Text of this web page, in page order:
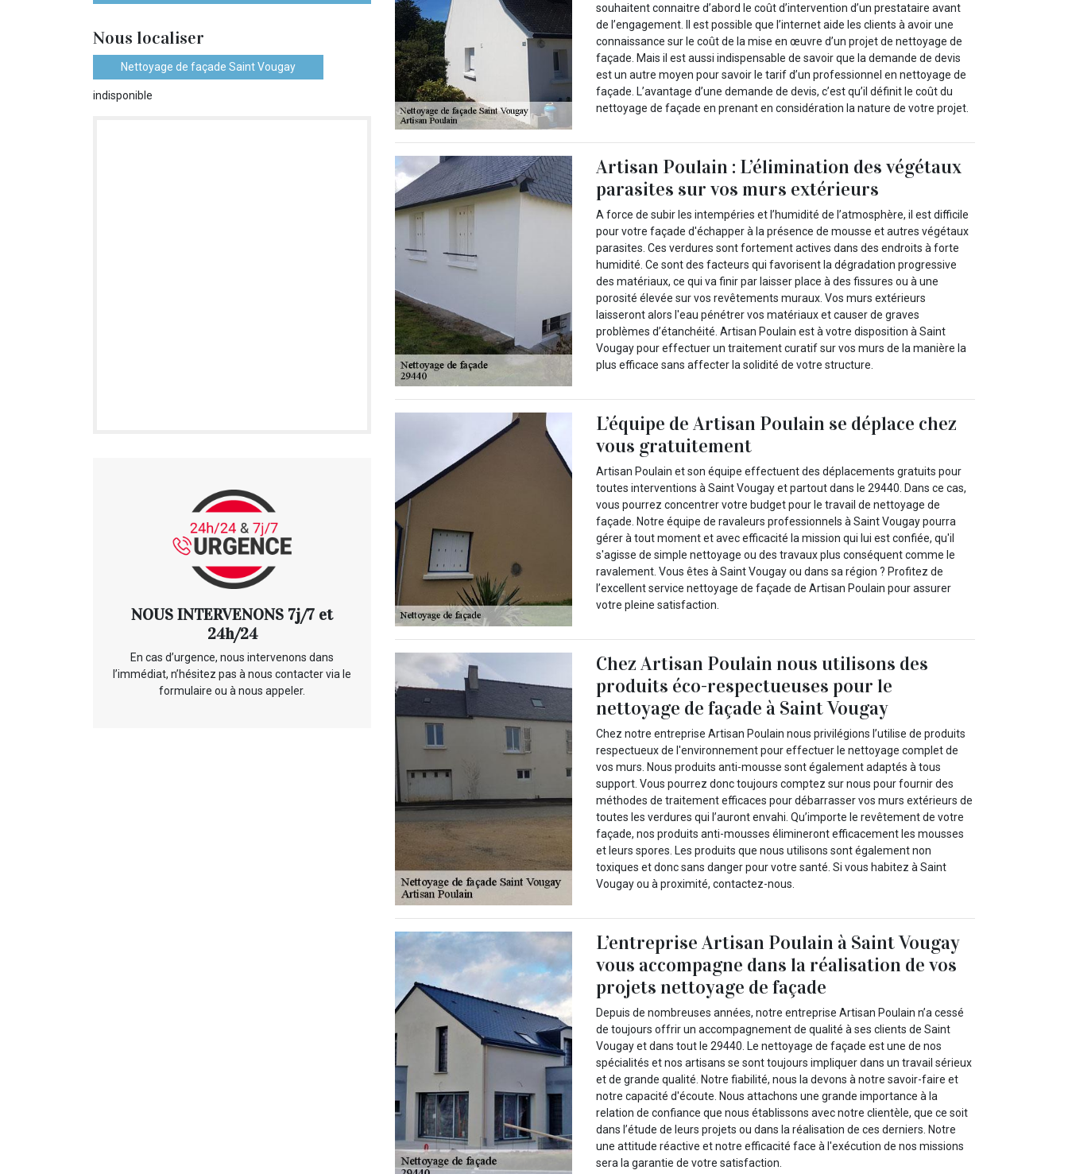
Nous localiser
Nettoyage de façade Saint Vougay
indisponible
NOUS INTERVENONS 7j/7 et
24h/24
En cas d’urgence, nous intervenons dans
l’immédiat, n’hésitez pas à nous contacter via le
formulaire ou à nous appeler.
souhaitent connaitre d’abord le coût d’intervention d’un prestataire avant
de l’engagement. Il est possible que l’internet aide les clients à avoir une
connaissance sur le coût de la mise en œuvre d’un projet de nettoyage de
façade. Mais il est aussi indispensable de savoir que la demande de devis
est un autre moyen pour savoir le tarif d’un professionnel en nettoyage de
façade. L’avantage d’une demande de devis, c’est qu’il définit le coût du
nettoyage de façade en prenant en considération la nature de votre projet.
Artisan Poulain : L’élimination des végétaux
parasites sur vos murs extérieurs
A force de subir les intempéries et l’humidité de l’atmosphère, il est difficile
pour votre façade d'échapper à la présence de mousse et autres végétaux
parasites. Ces verdures sont fortement actives dans des endroits à forte
humidité. Ce sont des facteurs qui favorisent la dégradation progressive
des matériaux, ce qui va finir par laisser place à des fissures ou à une
porosité élevée sur vos revêtements muraux. Vos murs extérieurs
laisseront alors l'eau pénétrer vos matériaux et causer de graves
problèmes d’étanchéité. Artisan Poulain est à votre disposition à Saint
Vougay pour effectuer un traitement curatif sur vos murs de la manière la
plus efficace sans affecter la solidité de votre structure.
L’équipe de Artisan Poulain se déplace chez
vous gratuitement
Artisan Poulain et son équipe effectuent des déplacements gratuits pour
toutes interventions à Saint Vougay et partout dans le 29440. Dans ce cas,
vous pourrez concentrer votre budget pour le travail de nettoyage de
façade. Notre équipe de ravaleurs professionnels à Saint Vougay pourra
gérer à tout moment et avec efficacité la mission qui lui est confiée, qu'il
s'agisse de simple nettoyage ou des travaux plus conséquent comme le
ravalement. Vous êtes à Saint Vougay ou dans sa région ? Profitez de
l’excellent service nettoyage de façade de Artisan Poulain pour assurer
votre pleine satisfaction.
Chez Artisan Poulain nous utilisons des
produits éco-respectueuses pour le
nettoyage de façade à Saint Vougay
Chez notre entreprise Artisan Poulain nous privilégions l’utilise de produits
respectueux de l'environnement pour effectuer le nettoyage complet de
vos murs. Nous produits anti-mousse sont également adaptés à tous
support. Vous pourrez donc toujours comptez sur nous pour fournir des
méthodes de traitement efficaces pour débarrasser vos murs extérieurs de
toutes les verdures qui l’auront envahi. Qu’importe le revêtement de votre
façade, nos produits anti-mousses élimineront efficacement les mousses
et leurs spores. Les produits que nous utilisons sont également non
toxiques et donc sans danger pour votre santé. Si vous habitez à Saint
Vougay ou à proximité, contactez-nous.
L’entreprise Artisan Poulain à Saint Vougay
vous accompagne dans la réalisation de vos
projets nettoyage de façade
Depuis de nombreuses années, notre entreprise Artisan Poulain n’a cessé
de toujours offrir un accompagnement de qualité à ses clients de Saint
Vougay et dans tout le 29440. Le nettoyage de façade est une de nos
spécialités et nos artisans se sont toujours impliquer dans un travail sérieux
et de grande qualité. Notre fiabilité, nous la devons à notre savoir-faire et
notre capacité d'écoute. Nous attachons une grande importance à la
relation de confiance que nous établissons avec notre clientèle, que ce soit
dans l’étude de leurs projets ou dans la réalisation de ces derniers. Notre
une attitude réactive et notre efficacité face à l'exécution de nos missions
sera la garantie de votre satisfaction.